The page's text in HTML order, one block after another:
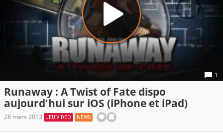
1
Runaway : A Twist of Fate dispo
aujourd'hui sur iOS (iPhone et iPad)
28 mars 2013 JEU VIDÉO NEWS